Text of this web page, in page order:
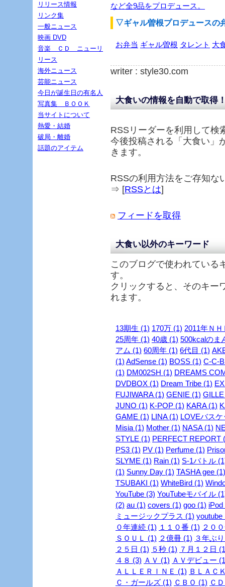
など全9品をプロデュース。
▽ギャル曽根プロデュースの
お弁当 ギャル曽根 タレント 大
writer : style30.com
大食いの情報を自動で取得
RSSリーダーを利用して検
今後投稿される「 大食い 」
きます。
RSSの利用方法をご存知な
⇒ [RSSとは]
フィードを取得
大食い以外のキーワード
このブログで使われている
す。
クリックすると、そのキー
れます。
13期生 (1) 170万 (1) 2011年Ｎ
25周年 (1) 40歳 (1) 500kcalのま
アム (1) 60周年 (1) 6代目 (1)
(1) AdSense (1) BOSS (1) C-C-
(1) DM002SH (1) DREAMS
DVDBOX (1) Dream Tribe (1)
FUJIWARA (1) GENIE (1)
JUNO (1) K-POP (1) KARA (1)
GAME (1) LINA (1) LOVEバスケ
Misia (1) Mother (1) NASA (1)
STYLE (1) PERFECT REPORT
PS3 (1) PV (1) Perfume (1)
SLYME (1) Rain (1) S-1バトル
(1) Sunny Day (1) TASHA gee (1)
TSUBAKI (1) WhiteBird (1)
YouTube (3) YouTubeモバイル
(2) au (1) covers (1) goo (1) iPod
ミュージックプラス (1) youtube
０年連続 (1) １１０番 (1) ２０
ＳＯＵＬ (1) ２億冊 (1) ３年ぶ
２５日 (1) ５秒 (1) ７月１２日
４８ (3) ＡＶ (1) ＡＶデビュー
ＡＬＬＥＲＩＮＥ (1) ＢＬＡＣ
Ｃ・ガールズ (1) ＣＢＯ (1) Ｃ
リリース情報
リンク集
一般ニュース
映画 DVD
音楽 ＣＤ ニューリ
リース
海外ニュース
芸能ニュース
今日が誕生日の有名人
写真集 ＢＯＯＫ
当サイトについて
熱愛・結婚
破局・離婚
話題のアイテム